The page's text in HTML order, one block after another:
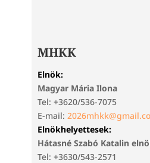
MHKK
Elnök:
Magyar Mária Ilona
Tel: +3620/536-7075
E-mail:
Elnökhelyettesek:
Hátasné Szabó Katalin
Tel: +3630/543-2571